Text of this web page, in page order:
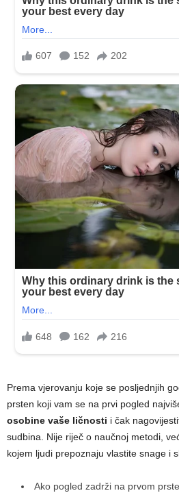
Prema vjerovanju koje se posljednjih
prsten koji vam se na prvi pogled
osobine vaše ličnosti i čak
sudbina. Nije riječ o naučnoj metodi,
kojem ljudi prepoznaju vlastite snage i
Ako pogled zadrži na prvom